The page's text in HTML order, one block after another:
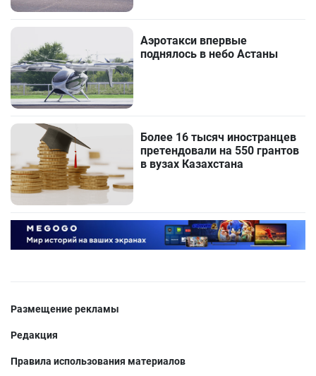
Аэротакси впервые
поднялось в небо Астаны
Более 16 тысяч иностранцев
претендовали на 550 грантов
в вузах Казахстана
Размещение рекламы
Редакция
Правила использования материалов